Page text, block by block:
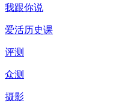
我跟你说
爱活历史课
评测
众测
摄影